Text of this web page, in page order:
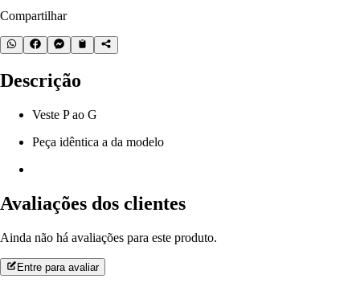
Compartilhar
Descrição
Veste P ao G
Peça idêntica a da modelo
Avaliações dos clientes
Ainda não há avaliações para este produto.
Entre para avaliar